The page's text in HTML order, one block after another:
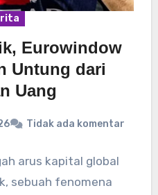
Eurowindow
Untung dari
Uang
Tidak ada komentar
arus kapital global
sebuah fenomena